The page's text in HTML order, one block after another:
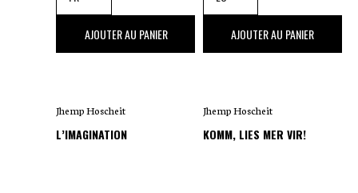
,50 €AJOUTER AU PANIER
Jhemp Hoscheit
L’IMAGINATION
,50 €AJOUTER AU PANIER
Jhemp Hoscheit
KOMM, LIES MER VIR!